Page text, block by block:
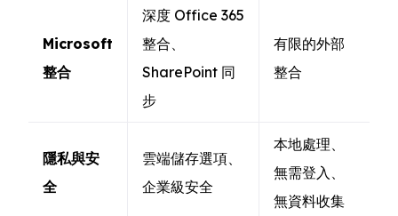
Microsoft
整合
深度 Office 365
整合、
SharePoint 同
步
有限的外部
整合
隱私與安
全
雲端儲存選項、
企業級安全
本地處理、
無需登入、
無資料收集